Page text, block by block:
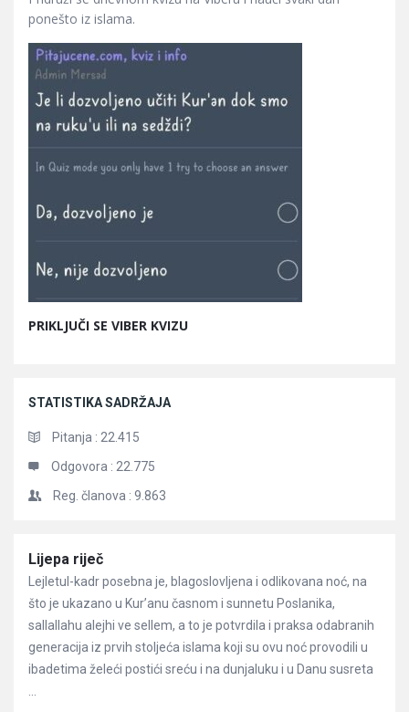
ponešto iz islama.
PRIKLJUČI SE VIBER KVIZU
STATISTIKA SADRŽAJA
Pitanja : 22.415
Odgovora : 22.775
Reg. članova : 9.863
Članci
Lijepa riječ
Lejletul-kadr posebna je, blagoslovljena i odlikovana noć, na
što je ukazano u Kur’anu časnom i sunnetu Poslanika,
sallallahu alejhi ve sellem, a to je potvrdila i praksa odabranih
generacija iz prvih stoljeća islama koji su ovu noć provodili u
ibadetima želeći postići sreću i na dunjaluku i u Danu susreta